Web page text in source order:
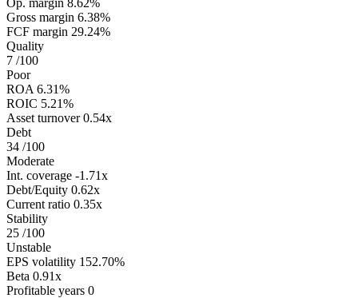
Op. margin 8.62%
Gross margin 6.38%
FCF margin 29.24%
Quality
7 /100
Poor
ROA 6.31%
ROIC 5.21%
Asset turnover 0.54x
Debt
34 /100
Moderate
Int. coverage -1.71x
Debt/Equity 0.62x
Current ratio 0.35x
Stability
25 /100
Unstable
EPS volatility 152.70%
Beta 0.91x
Profitable years 0